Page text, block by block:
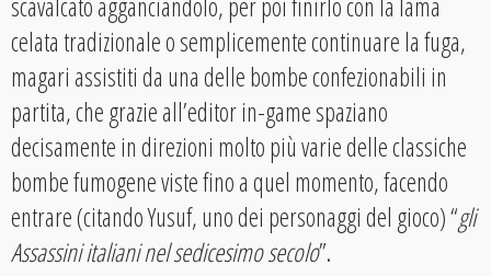
celata tradizionale o semplicemente continuare la fuga,
magari assistiti da una delle bombe confezionabili in
partita, che grazie all’editor in-game spaziano
decisamente in direzioni molto più varie delle classiche
bombe fumogene viste fino a quel momento, facendo
entrare (citando Yusuf, uno dei personaggi del gioco) “gli
Assassini italiani nel sedicesimo secolo”.